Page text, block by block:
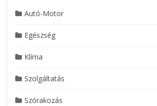
Autó-Motor
Egészség
Klíma
Szolgáltatás
Szórakozás